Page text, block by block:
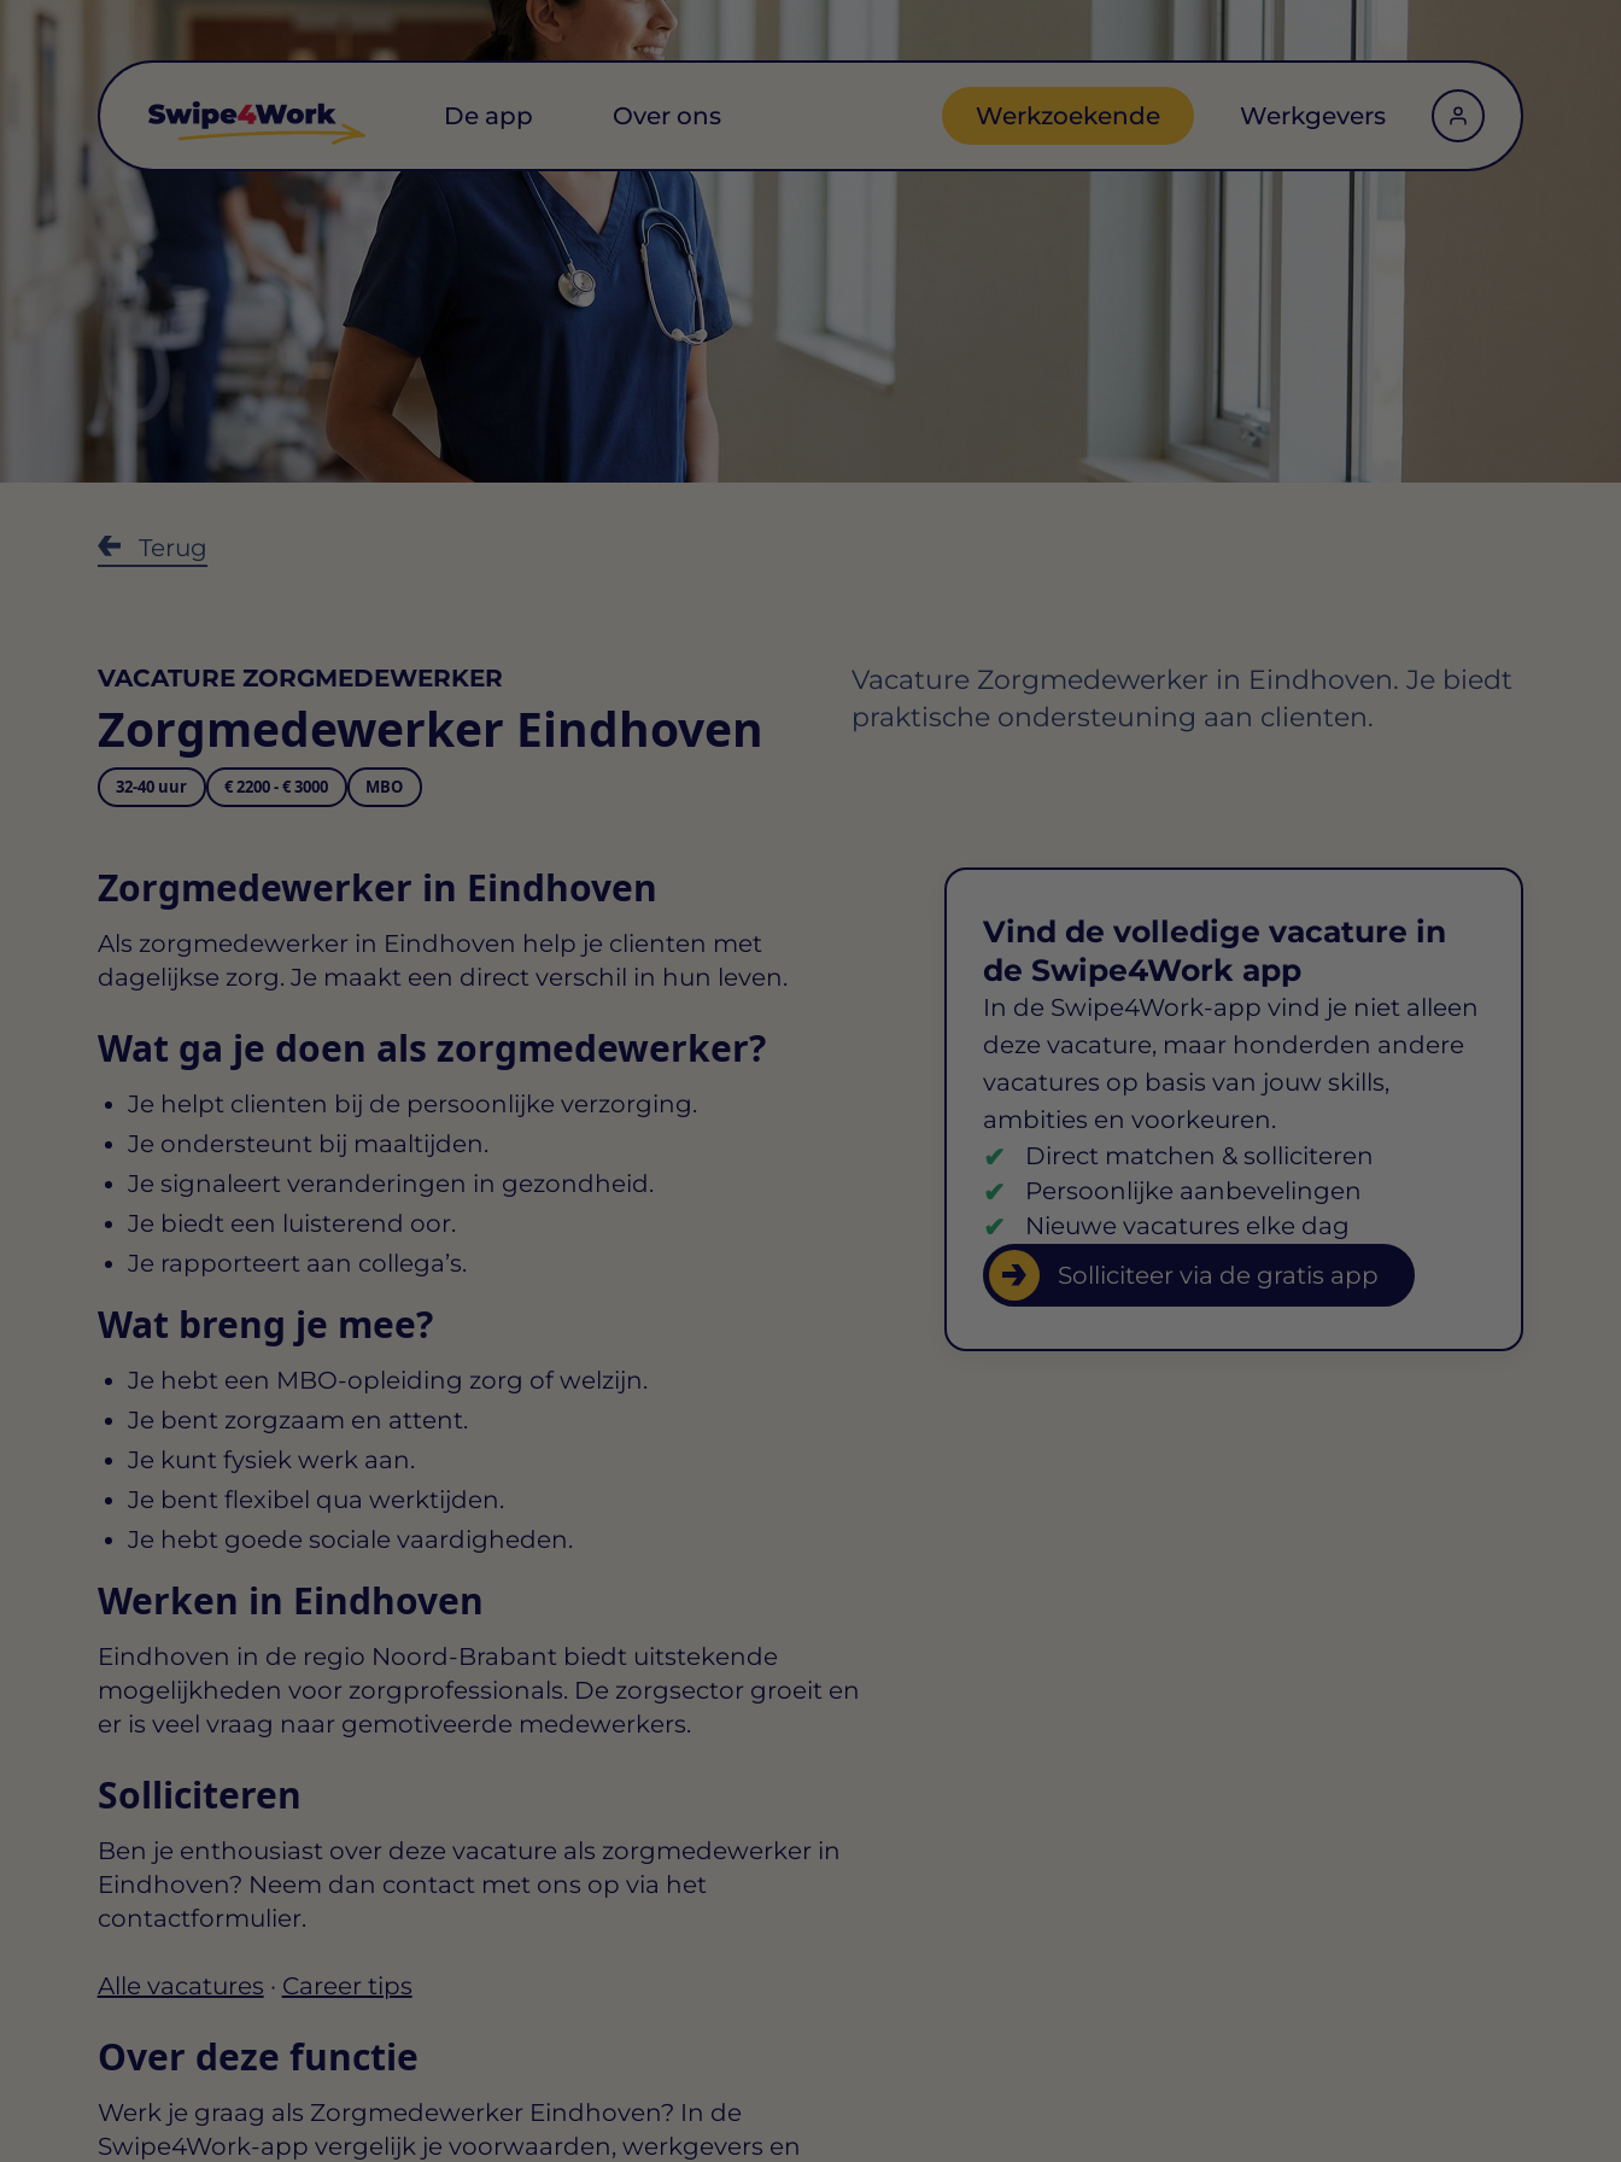
De app Over ons Werkzoekende Werkgevers
Terug
VACATURE ZORGMEDEWERKER
Zorgmedewerker Eindhoven
32-40 uur € 2200 - € 3000 MBO
Vacature Zorgmedewerker in Eindhoven. Je biedt
praktische ondersteuning aan clienten.
Zorgmedewerker in Eindhoven
Als zorgmedewerker in Eindhoven help je clienten met
dagelijkse zorg. Je maakt een direct verschil in hun leven.
Wat ga je doen als zorgmedewerker?
Je helpt clienten bij de persoonlijke verzorging.
Je ondersteunt bij maaltijden.
Je signaleert veranderingen in gezondheid.
Je biedt een luisterend oor.
Je rapporteert aan collega’s.
Wat breng je mee?
Je hebt een MBO-opleiding zorg of welzijn.
Je bent zorgzaam en attent.
Je kunt fysiek werk aan.
Je bent flexibel qua werktijden.
Je hebt goede sociale vaardigheden.
Werken in Eindhoven
Eindhoven in de regio Noord-Brabant biedt uitstekende
mogelijkheden voor zorgprofessionals. De zorgsector groeit en
er is veel vraag naar gemotiveerde medewerkers.
Solliciteren
Ben je enthousiast over deze vacature als zorgmedewerker in
Eindhoven? Neem dan contact met ons op via het
contactformulier.
Alle vacatures · Career tips
Over deze functie
Werk je graag als Zorgmedewerker Eindhoven? In de
Swipe4Work-app vergelijk je voorwaarden, werkgevers en
Vind de volledige vacature in
de Swipe4Work app
In de Swipe4Work-app vind je niet alleen
deze vacature, maar honderden andere
vacatures op basis van jouw skills,
ambities en voorkeuren.
Direct matchen & solliciteren
Persoonlijke aanbevelingen
Nieuwe vacatures elke dag
Solliciteer via de gratis app